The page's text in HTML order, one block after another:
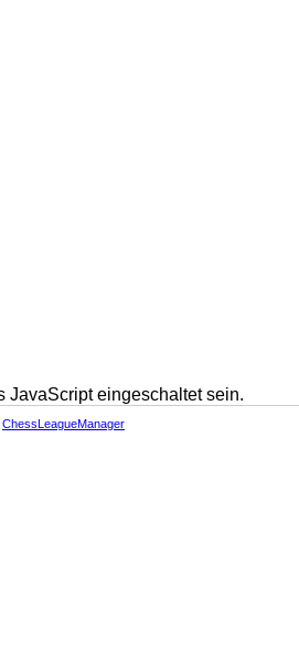
JavaScript eingeschaltet sein.
ChessLeagueManager